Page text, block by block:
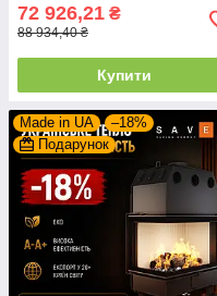
72 926,21 ₴
88 934,40 ₴
Купити
Made in UA
–18%
Подарунок